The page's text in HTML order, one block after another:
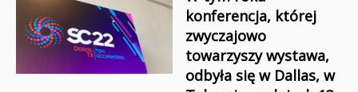
konferencja, której
zwyczajowo
towarzyszy wystawa,
odbyła się w Dallas, w